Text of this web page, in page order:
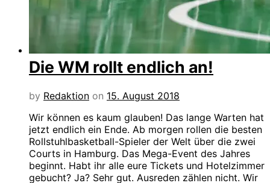
Die WM rollt endlich an!
by Redaktion on 15. August 2018
Wir können es kaum glauben! Das lange Warten hat
jetzt endlich ein Ende. Ab morgen rollen die besten
Rollstuhlbasketball-Spieler der Welt über die zwei
Courts in Hamburg. Das Mega-Event des Jahres
beginnt. Habt ihr alle eure Tickets und Hotelzimmer
gebucht? Ja? Sehr gut. Ausreden zählen nicht. Wir